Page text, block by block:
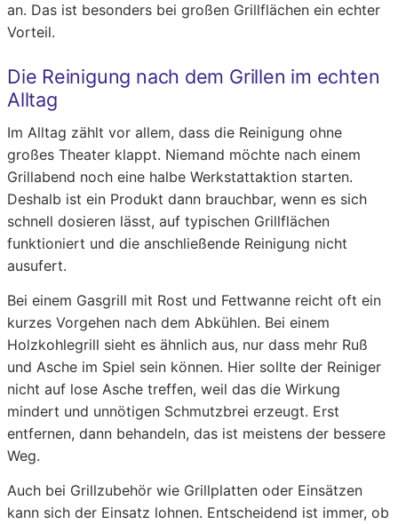
an. Das ist besonders bei großen Grillflächen ein echter
Vorteil.
Die Reinigung nach dem Grillen im echten
Alltag
Im Alltag zählt vor allem, dass die Reinigung ohne
großes Theater klappt. Niemand möchte nach einem
Grillabend noch eine halbe Werkstattaktion starten.
Deshalb ist ein Produkt dann brauchbar, wenn es sich
schnell dosieren lässt, auf typischen Grillflächen
funktioniert und die anschließende Reinigung nicht
ausufert.
Bei einem Gasgrill mit Rost und Fettwanne reicht oft ein
kurzes Vorgehen nach dem Abkühlen. Bei einem
Holzkohlegrill sieht es ähnlich aus, nur dass mehr Ruß
und Asche im Spiel sein können. Hier sollte der Reiniger
nicht auf lose Asche treffen, weil das die Wirkung
mindert und unnötigen Schmutzbrei erzeugt. Erst
entfernen, dann behandeln, das ist meistens der bessere
Weg.
Auch bei Grillzubehör wie Grillplatten oder Einsätzen
kann sich der Einsatz lohnen. Entscheidend ist immer, ob